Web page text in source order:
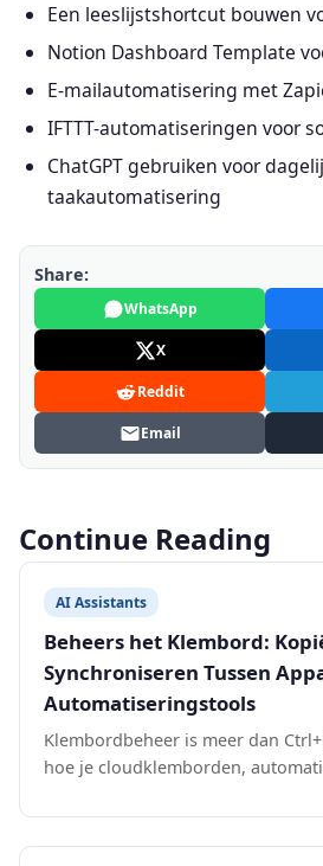
Een leeslijstshortcut bouwen
Notion Dashboard Template
E-mailautomatisering met
IFTTT-automatiseringen voor
ChatGPT gebruiken voor
taakautomatisering
Share:
WhatsApp
X
Reddit
Email
Continue Reading
AI Assistants
Beheers het Klembord:
Synchroniseren Tussen
Automatiseringstools
Klembordbeheer is meer dan
hoe je cloudklemborden,